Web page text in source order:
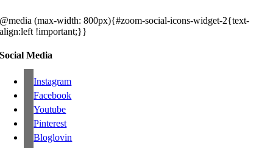
@media (max-width: 800px){#zoom-social-icons-widget-2{text-
align:left !important;}}
Social Media
Instagram
Facebook
Youtube
Pinterest
Bloglovin